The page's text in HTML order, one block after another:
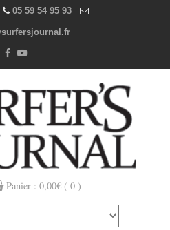
05 59 54 95 93
Panier : 0,00€ ( 0 )